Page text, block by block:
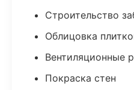
Строительство
Облицовка
Вентиляционные
Покраска стен